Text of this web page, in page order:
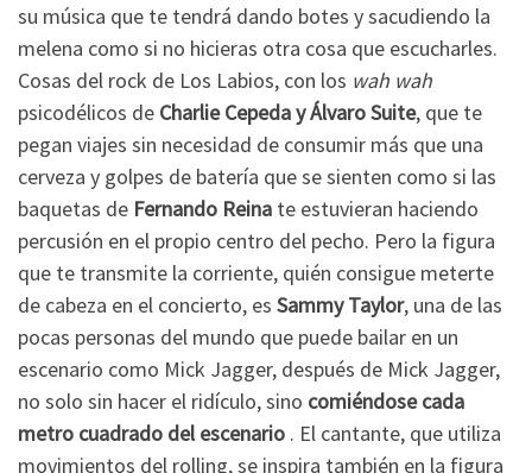
su música que te tendrá dando botes y sacudiendo la
melena como si no hicieras otra cosa que escucharles.
Cosas del rock de Los Labios, con los wah wah
psicodélicos de Charlie Cepeda y Álvaro Suite, que te
pegan viajes sin necesidad de consumir más que una
cerveza y golpes de batería que se sienten como si las
baquetas de Fernando Reina te estuvieran haciendo
percusión en el propio centro del pecho. Pero la figura
que te transmite la corriente, quién consigue meterte
de cabeza en el concierto, es Sammy Taylor, una de las
pocas personas del mundo que puede bailar en un
escenario como Mick Jagger, después de Mick Jagger,
no solo sin hacer el ridículo, sino comiéndose cada
metro cuadrado del escenario . El cantante, que utiliza
movimientos del rolling, se inspira también en la figura